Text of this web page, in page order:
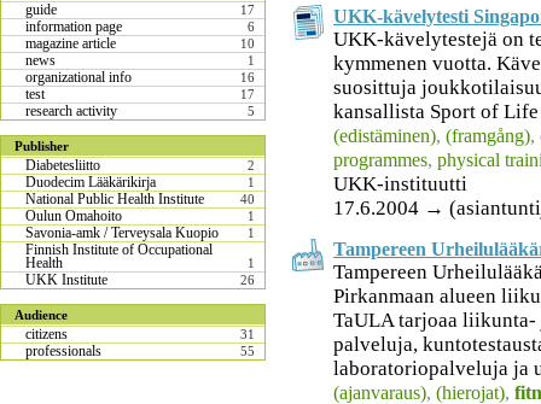
guide 17
information page 6
magazine article 10
news 1
organizational info 16
test 17
research activity 5
Publisher
Diabetesliitto 2
Duodecim Lääkärikirja 1
National Public Health Institute 40
Oulun Omahoito 1
Savonia-amk / Terveysala Kuopio 1
Finnish Institute of Occupational
Health 1
UKK Institute 26
Audience
citizens 31
professionals 55
UKK-kävelytesti
UKK-kävelytestejä on
kymmenen vuotta.
suosittuja
kansallista Sport of
(edistäminen), (framgång),
programmes, physical
UKK-instituutti
17.6.2004 →
Tampereen
Tampereen
Pirkanmaan alueen
TaULA tarjoaa
palveluja,
laboratoriopalveluja ja
(ajanvaraus), (hierojat),